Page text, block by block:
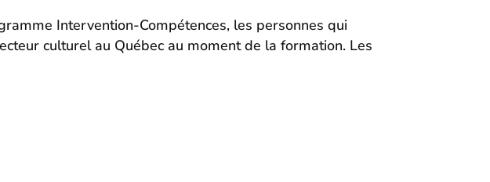
Intervention-Compétences, les personnes qui
culturel au Québec au moment de la formation. Les